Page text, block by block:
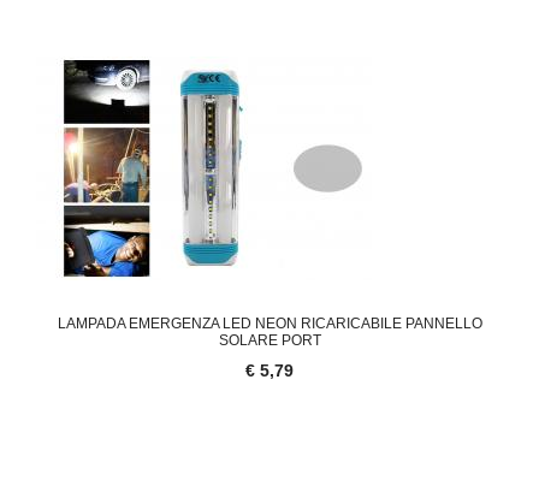
LAMPADA EMERGENZA LED NEON RICARICABILE PANNELLO
SOLARE PORT
€ 5,79